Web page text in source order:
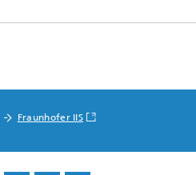
Fraunhofer IIS